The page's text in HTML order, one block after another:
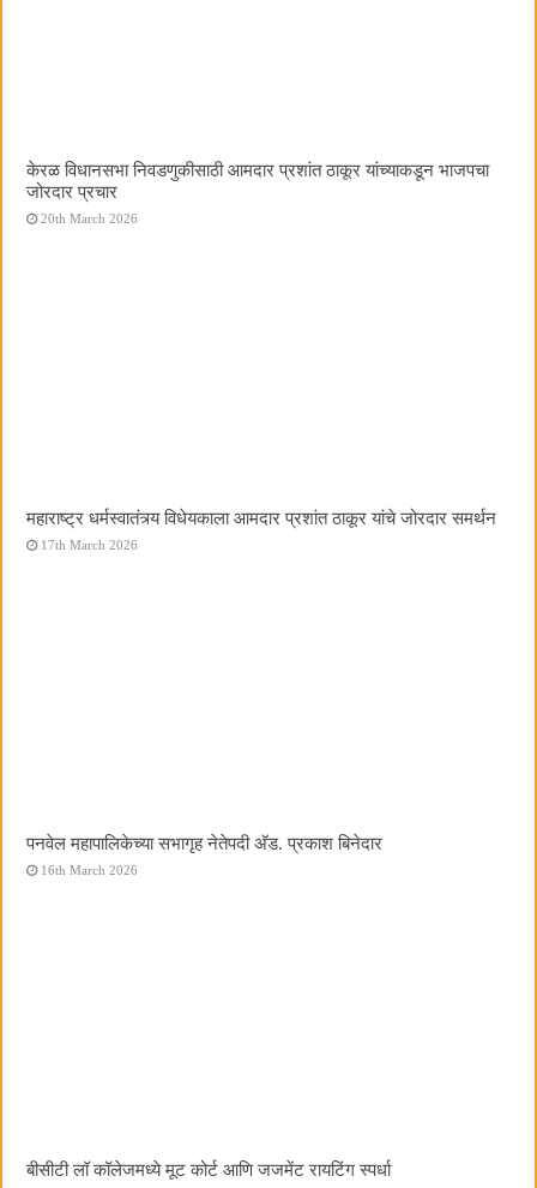
केरळ विधानसभा निवडणुकीसाठी आमदार प्रशांत ठाकूर यांच्याकडून भाजपचा
जोरदार प्रचार
20th March 2026
महाराष्ट्र धर्मस्वातंत्र्य विधेयकाला आमदार प्रशांत ठाकूर यांचे जोरदार समर्थन
17th March 2026
पनवेल महापालिकेच्या सभागृह नेतेपदी अ‍ॅड. प्रकाश बिनेदार
16th March 2026
बीसीटी लॉ कॉलेजमध्ये मूट कोर्ट आणि जजमेंट रायटिंग स्पर्धा